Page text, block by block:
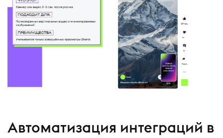
Автоматизация интеграций в